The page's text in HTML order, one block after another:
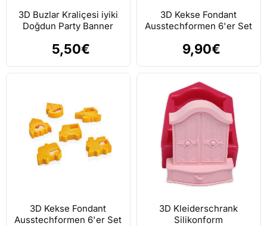
3D Buzlar Kraliçesi iyiki
Doğdun Party Banner
5,50€
3D Kekse Fondant
Ausstechformen 6'er Set
9,90€
3D Kekse Fondant
Ausstechformen 6'er Set
3D Kleiderschrank
Silikonform